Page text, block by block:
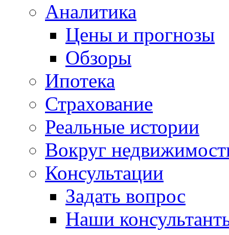
Аналитика
Цены и прогнозы
Обзоры
Ипотека
Страхование
Реальные истории
Вокруг
Консультации
Задать вопрос
Наши